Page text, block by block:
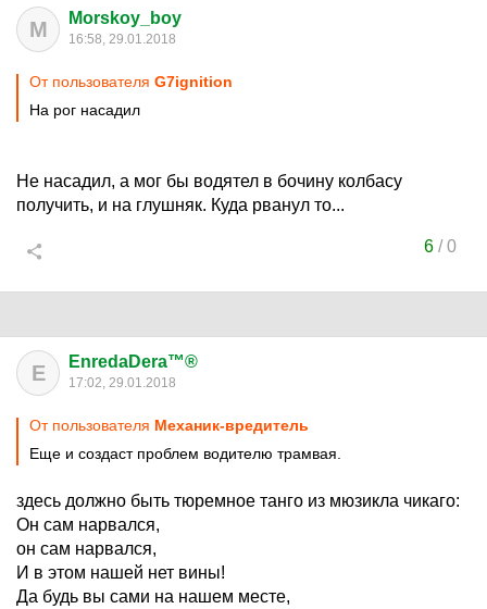
M Morskoy_boy
16:58, 29.01.2018
От пользователя G7ignition
На рог насадил
Не насадил, а мог бы водятел в бочину колбасу
получить, и на глушняк. Куда рванул то...
6/0
E EnredaDera™®
17:02, 29.01.2018
От пользователя Механик-вредитель
Еще и создаст проблем водителю трамвая.
здесь должно быть тюремное танго из мюзикла чикаго:
Он сам нарвался,
он сам нарвался,
И в этом нашей нет вины!
Да будь вы сами на нашем месте,